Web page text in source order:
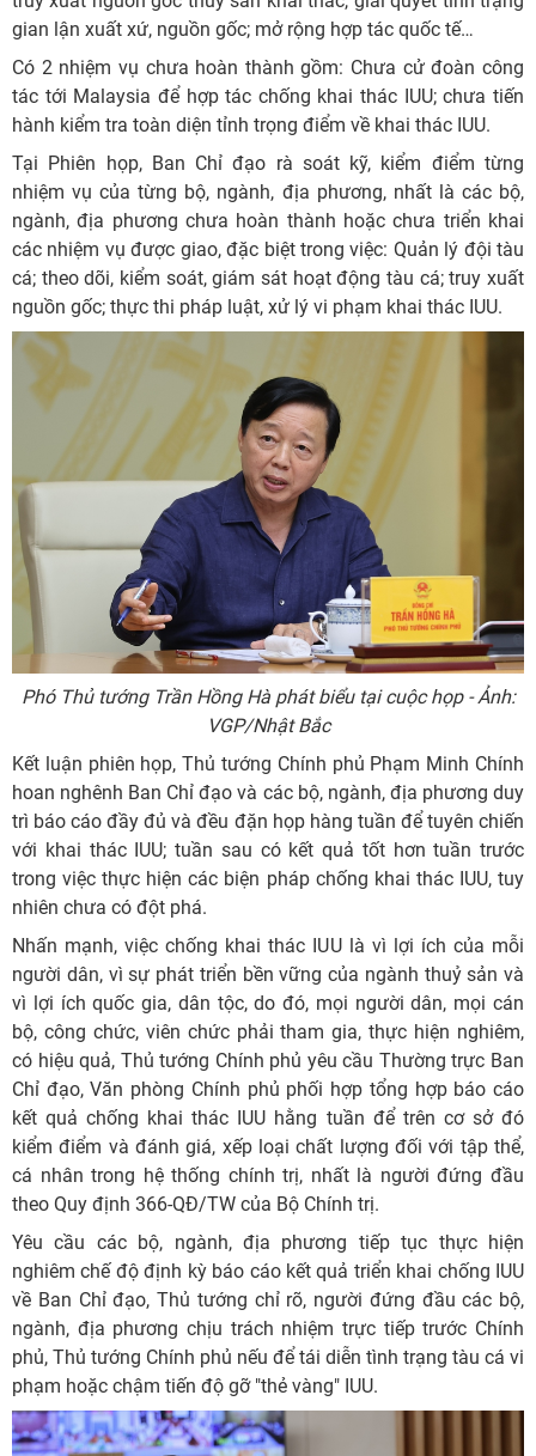
gian lận xuất xứ, nguồn gốc; mở rộng hợp tác quốc tế…
Có 2 nhiệm vụ chưa hoàn thành gồm: Chưa cử đoàn công
tác tới Malaysia để hợp tác chống khai thác IUU; chưa tiến
hành kiểm tra toàn diện tỉnh trọng điểm về khai thác IUU.
Tại Phiên họp, Ban Chỉ đạo rà soát kỹ, kiểm điểm từng
nhiệm vụ của từng bộ, ngành, địa phương, nhất là các bộ,
ngành, địa phương chưa hoàn thành hoặc chưa triển khai
các nhiệm vụ được giao, đặc biệt trong việc: Quản lý đội tàu
cá; theo dõi, kiểm soát, giám sát hoạt động tàu cá; truy xuất
nguồn gốc; thực thi pháp luật, xử lý vi phạm khai thác IUU.
Phó Thủ tướng Trần Hồng Hà phát biểu tại cuộc họp - Ảnh:
VGP/Nhật Bắc
Kết luận phiên họp, Thủ tướng Chính phủ Phạm Minh Chính
hoan nghênh Ban Chỉ đạo và các bộ, ngành, địa phương duy
trì báo cáo đầy đủ và đều đặn họp hàng tuần để tuyên chiến
với khai thác IUU; tuần sau có kết quả tốt hơn tuần trước
trong việc thực hiện các biện pháp chống khai thác IUU, tuy
nhiên chưa có đột phá.
Nhấn mạnh, việc chống khai thác IUU là vì lợi ích của mỗi
người dân, vì sự phát triển bền vững của ngành thuỷ sản và
vì lợi ích quốc gia, dân tộc, do đó, mọi người dân, mọi cán
bộ, công chức, viên chức phải tham gia, thực hiện nghiêm,
có hiệu quả, Thủ tướng Chính phủ yêu cầu Thường trực Ban
Chỉ đạo, Văn phòng Chính phủ phối hợp tổng hợp báo cáo
kết quả chống khai thác IUU hằng tuần để trên cơ sở đó
kiểm điểm và đánh giá, xếp loại chất lượng đối với tập thể,
cá nhân trong hệ thống chính trị, nhất là người đứng đầu
theo Quy định 366-QĐ/TW của Bộ Chính trị.
Yêu cầu các bộ, ngành, địa phương tiếp tục thực hiện
nghiêm chế độ định kỳ báo cáo kết quả triển khai chống IUU
về Ban Chỉ đạo, Thủ tướng chỉ rõ, người đứng đầu các bộ,
ngành, địa phương chịu trách nhiệm trực tiếp trước Chính
phủ, Thủ tướng Chính phủ nếu để tái diễn tình trạng tàu cá vi
phạm hoặc chậm tiến độ gỡ "thẻ vàng" IUU.